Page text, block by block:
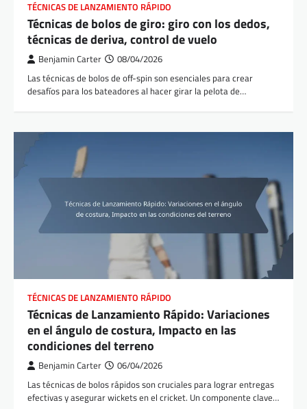
TÉCNICAS DE LANZAMIENTO RÁPIDO
Técnicas de bolos de giro: giro con los dedos,
técnicas de deriva, control de vuelo
Benjamin Carter 08/04/2026
Las técnicas de bolos de off-spin son esenciales para crear
desafíos para los bateadores al hacer girar la pelota de…
TÉCNICAS DE LANZAMIENTO RÁPIDO
Técnicas de Lanzamiento Rápido: Variaciones
en el ángulo de costura, Impacto en las
condiciones del terreno
Benjamin Carter 06/04/2026
Las técnicas de bolos rápidos son cruciales para lograr entregas
efectivas y asegurar wickets en el cricket. Un componente clave…